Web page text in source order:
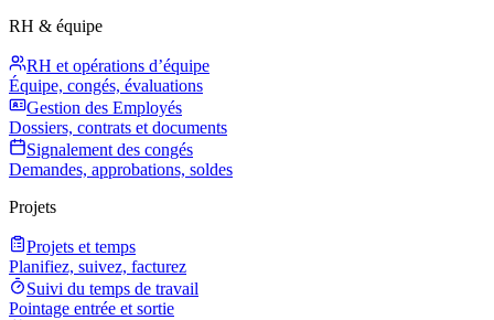
RH & équipe
RH et opérations d’équipe
Équipe, congés, évaluations
Gestion des Employés
Dossiers, contrats et documents
Signalement des congés
Demandes, approbations, soldes
Projets
Projets et temps
Planifiez, suivez, facturez
Suivi du temps de travail
Pointage entrée et sortie